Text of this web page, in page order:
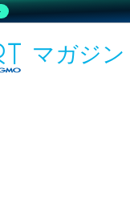
マガジン